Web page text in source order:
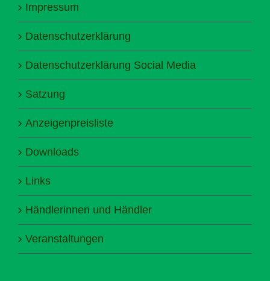
Impressum
Datenschutzerklärung
Datenschutzerklärung Social Media
Satzung
Anzeigenpreisliste
Downloads
Links
Händlerinnen und Händler
Veranstaltungen